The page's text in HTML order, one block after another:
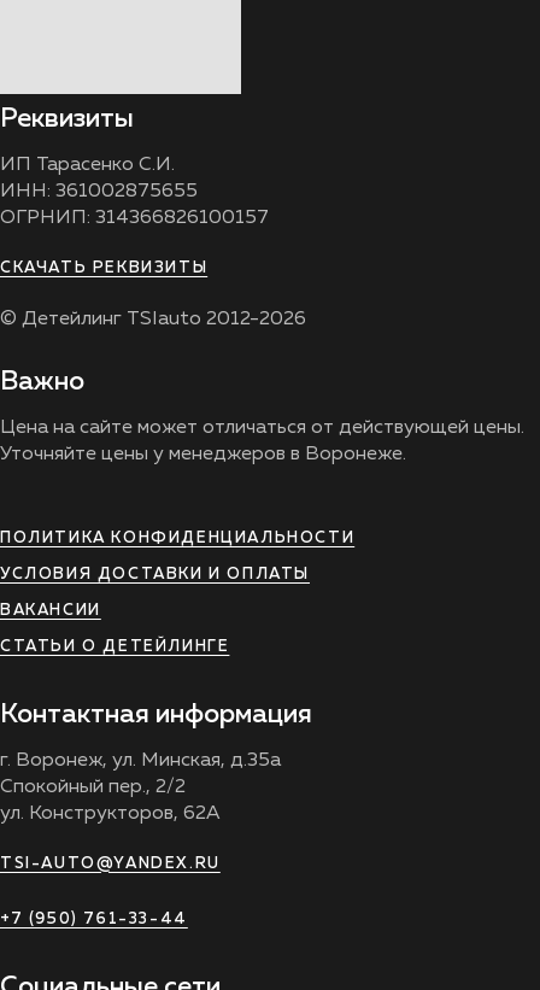
Реквизиты
ИП Тарасенко С.И.
ИНН: 361002875655
ОГРНИП: 314366826100157
СКАЧАТЬ РЕКВИЗИТЫ
© Детейлинг TSIauto 2012-2026
Важно
Цена на сайте может отличаться от действующей цены.
Уточняйте цены у менеджеров в Воронеже.
ПОЛИТИКА КОНФИДЕНЦИАЛЬНОСТИ
УСЛОВИЯ ДОСТАВКИ И ОПЛАТЫ
ВАКАНСИИ
СТАТЬИ О ДЕТЕЙЛИНГЕ
Контактная информация
г. Воронеж, ул. Минская, д.35а
Спокойный пер., 2/2
ул. Конструкторов, 62А
TSI-AUTO@YANDEX.RU
+7 (950) 761-33-44